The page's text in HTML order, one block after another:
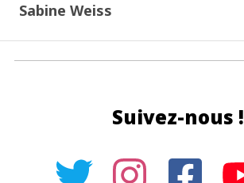
Sabine Weiss
Suivez-nous !